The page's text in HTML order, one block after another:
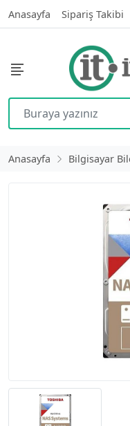
Anasayfa Sipariş Takibi
Anasayfa Bilgisayar